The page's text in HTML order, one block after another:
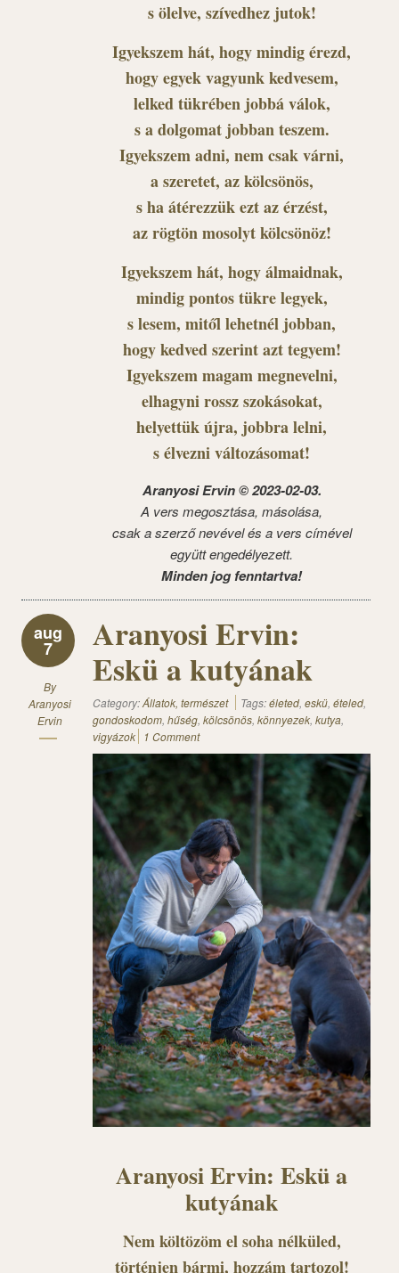
s ölelve, szívedhez jutok!
Igyekszem hát, hogy mindig érezd,
hogy egyek vagyunk kedvesem,
lelked tükrében jobbá válok,
s a dolgomat jobban teszem.
Igyekszem adni, nem csak várni,
a szeretet, az kölcsönös,
s ha átérezzük ezt az érzést,
az rögtön mosolyt kölcsönöz!
Igyekszem hát, hogy álmaidnak,
mindig pontos tükre legyek,
s lesem, mitől lehetnél jobban,
hogy kedved szerint azt tegyem!
Igyekszem magam megnevelni,
elhagyni rossz szokásokat,
helyettük újra, jobbra lelni,
s élvezni változásomat!
Aranyosi Ervin © 2023-02-03.
A vers megosztása, másolása,
csak a szerző nevével és a vers címével
együtt engedélyezett.
Minden jog fenntartva!
aug
7
By
Aranyosi
Ervin
Aranyosi Ervin:
Eskü a kutyának
Category:Állatok, természet Tags:életed, eskü, ételed,
gondoskodom, hűség, kölcsönös, könnyezek, kutya,
vigyázok
1 Comment
Aranyosi Ervin: Eskü a
kutyának
Nem költözöm el soha nélküled,
történjen bármi, hozzám tartozol!